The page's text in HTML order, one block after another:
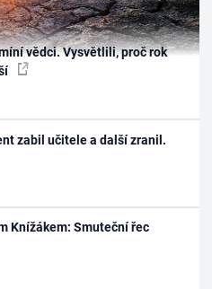
vědci. Vysvětlili, proč rok
zabil učitele a další zranil.
Knížákem: Smuteční řec